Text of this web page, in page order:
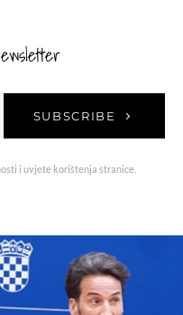
SUBSCRIBE
i uvjete korištenja stranice.